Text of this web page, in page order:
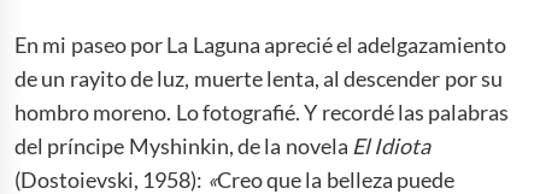
En mi paseo por La Laguna aprecié el adelgazamiento
de un rayito de luz, muerte lenta, al descender por su
hombro moreno. Lo fotografié. Y recordé las palabras
del príncipe Myshinkin, de la novela El Idiota
(Dostoievski, 1958): «Creo que la belleza puede